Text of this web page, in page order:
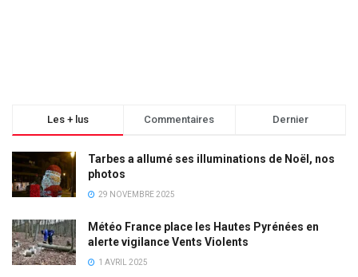
Les + lus Commentaires Dernier
Tarbes a allumé ses illuminations de Noël, nos
photos
29 NOVEMBRE 2025
Météo France place les Hautes Pyrénées en
alerte vigilance Vents Violents
1 AVRIL 2025